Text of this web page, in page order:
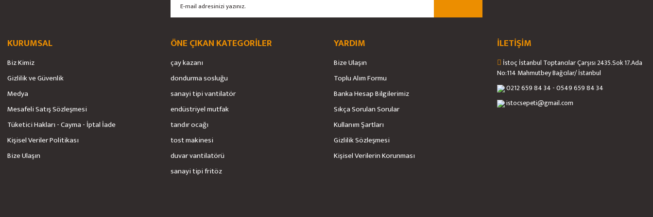
Gönder
KURUMSAL
Biz Kimiz
Gizlilik ve Güvenlik
Medya
Mesafeli Satış Sözleşmesi
Tüketici Hakları - Cayma - İptal İade
Kişisel Veriler Politikası
Bize Ulaşın
ÖNE ÇIKAN KATEGORİLER
çay kazanı
dondurma sosluğu
sanayi tipi vantilatör
endüstriyel mutfak
tandır ocağı
tost makinesi
duvar vantilatörü
sanayi tipi fritöz
YARDIM
Bize Ulaşın
Toplu Alım Formu
Banka Hesap Bilgilerimiz
Sıkça Sorulan Sorular
Kullanım Şartları
Gizlilik Sözleşmesi
Kişisel Verilerin Korunması
İLETİŞİM
İstoç İstanbul Toptancılar Çarşısı 2435.Sok 17.Ada
No:114 Mahmutbey Bağcılar/ İstanbul
0212 659 84 34 - 0549 659 84 34
istocsepeti@gmail.com